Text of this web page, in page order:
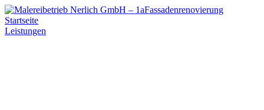
Startseite
Leistungen